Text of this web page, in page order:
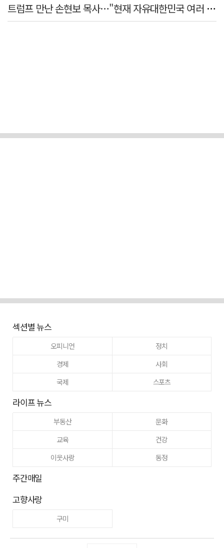
트럼프 만난 손현보 목사…"현재 자유대한민국 여러 면에서 어려움"
섹션별 뉴스
오피니언
정치
경제
사회
국제
스포츠
라이프 뉴스
부동산
문화
교육
건강
이웃사랑
동정
주간매일
고향사랑
구미